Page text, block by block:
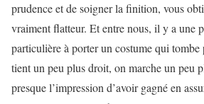
prudence et de soigner la finition, vous
vraiment flatteur. Et entre nous, il y a une
particulière à porter un costume qui tombe
tient un peu plus droit, on marche un peu
presque l’impression d’avoir gagné en